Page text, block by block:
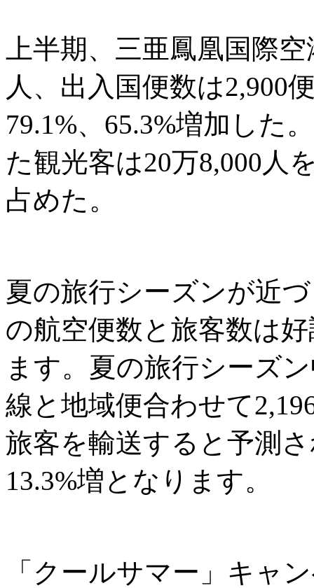
上半期、三亜鳳凰国際
人、出入国便数は2,900
79.1%、65.3%増加した
た観光客は20万8,000人
占めた。
夏の旅行シーズンが近
の航空便数と旅客数は
ます。夏の旅行シーズ
線と地域便合わせて
旅客を輸送すると予測
13.3%増となります。
「クールサマー」キャ